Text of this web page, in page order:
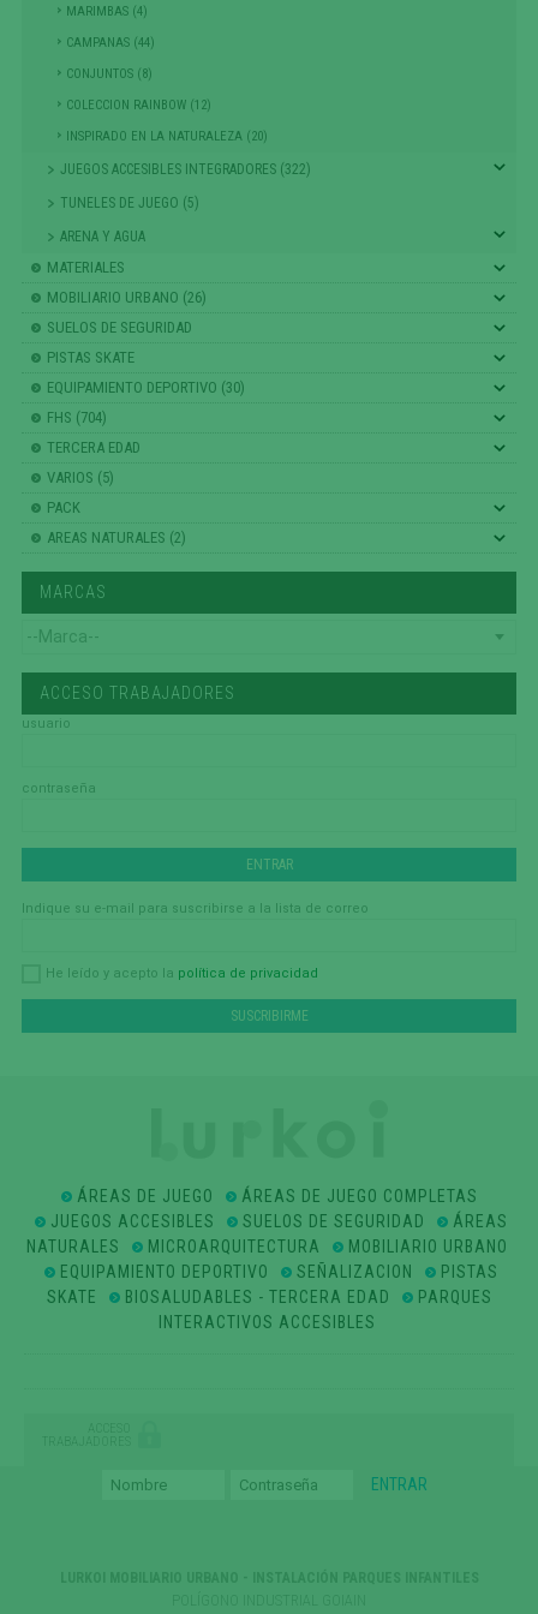
MARIMBAS (4)
CAMPANAS (44)
CONJUNTOS (8)
COLECCION RAINBOW (12)
INSPIRADO EN LA NATURALEZA (20)
JUEGOS ACCESIBLES INTEGRADORES (322)
TUNELES DE JUEGO (5)
ARENA Y AGUA
MATERIALES
MOBILIARIO URBANO (26)
SUELOS DE SEGURIDAD
PISTAS SKATE
EQUIPAMIENTO DEPORTIVO (30)
FHS (704)
TERCERA EDAD
VARIOS (5)
PACK
AREAS NATURALES (2)
MARCAS
ACCESO TRABAJADORES
usuario
contraseña
Indique su e-mail para suscribirse a la lista de correo
He leído y acepto la política de privacidad
ÁREAS DE JUEGO
ÁREAS DE JUEGO COMPLETAS
JUEGOS ACCESIBLES
SUELOS DE SEGURIDAD
ÁREAS
NATURALES
MICROARQUITECTURA
MOBILIARIO URBANO
EQUIPAMIENTO DEPORTIVO
SEÑALIZACION
PISTAS
SKATE
BIOSALUDABLES - TERCERA EDAD
PARQUES
INTERACTIVOS ACCESIBLES
ACCESO
TRABAJADORES